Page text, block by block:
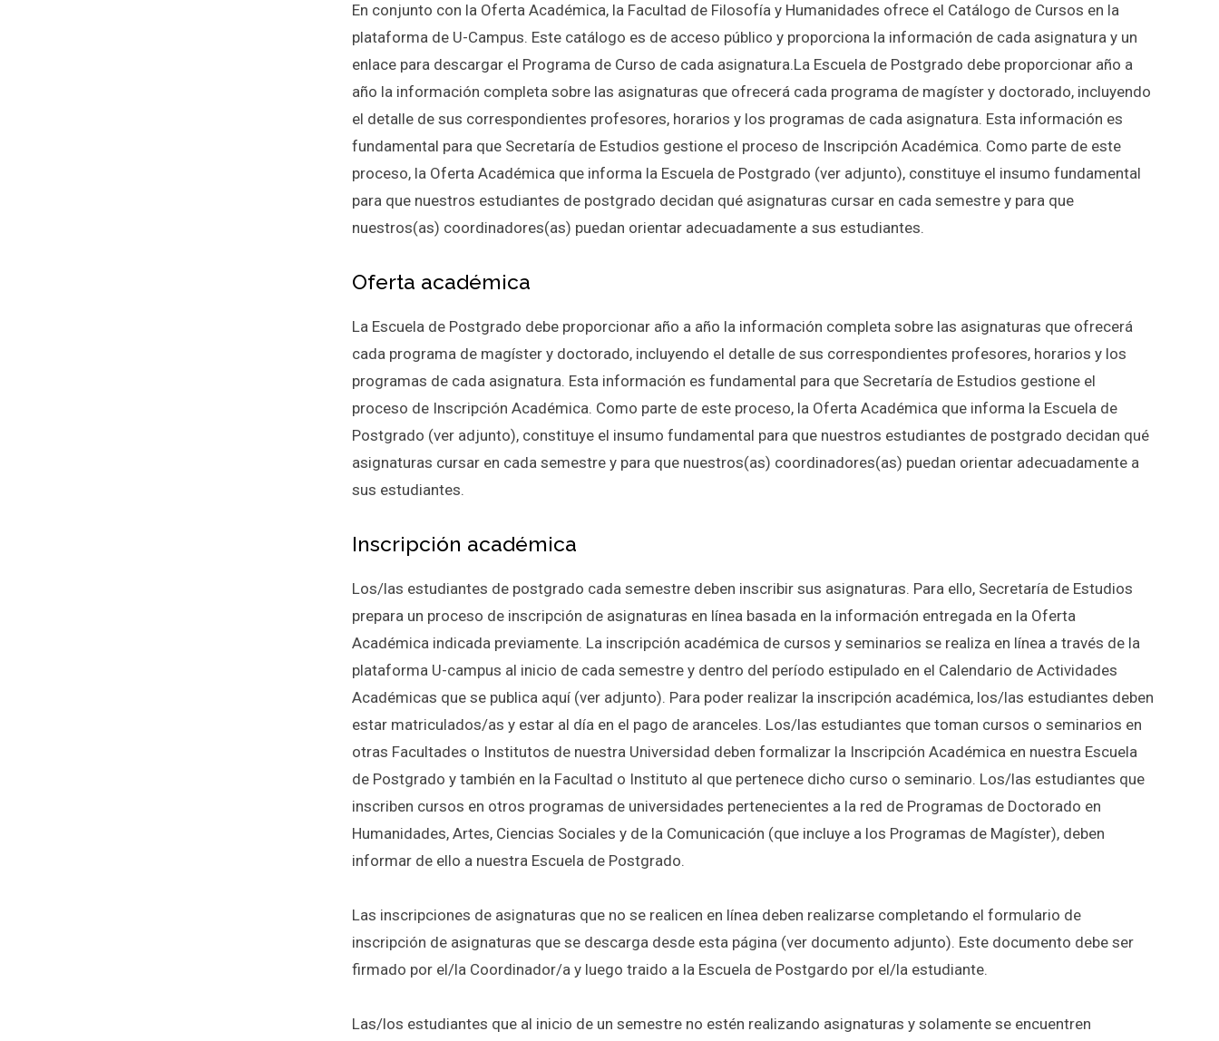
En conjunto con la Oferta Académica, la Facultad de Filosofía y Humanidades ofrece el Catálogo de Cursos en la
plataforma de U-Campus. Este catálogo es de acceso público y proporciona la información de cada asignatura y un
enlace para descargar el Programa de Curso de cada asignatura.La Escuela de Postgrado debe proporcionar año a
año la información completa sobre las asignaturas que ofrecerá cada programa de magíster y doctorado, incluyendo
el detalle de sus correspondientes profesores, horarios y los programas de cada asignatura. Esta información es
fundamental para que Secretaría de Estudios gestione el proceso de Inscripción Académica. Como parte de este
proceso, la Oferta Académica que informa la Escuela de Postgrado (ver adjunto), constituye el insumo fundamental
para que nuestros estudiantes de postgrado decidan qué asignaturas cursar en cada semestre y para que
nuestros(as) coordinadores(as) puedan orientar adecuadamente a sus estudiantes.
Oferta académica
La Escuela de Postgrado debe proporcionar año a año la información completa sobre las asignaturas que ofrecerá
cada programa de magíster y doctorado, incluyendo el detalle de sus correspondientes profesores, horarios y los
programas de cada asignatura. Esta información es fundamental para que Secretaría de Estudios gestione el
proceso de Inscripción Académica. Como parte de este proceso, la Oferta Académica que informa la Escuela de
Postgrado (ver adjunto), constituye el insumo fundamental para que nuestros estudiantes de postgrado decidan qué
asignaturas cursar en cada semestre y para que nuestros(as) coordinadores(as) puedan orientar adecuadamente a
sus estudiantes.
Inscripción académica
Los/las estudiantes de postgrado cada semestre deben inscribir sus asignaturas. Para ello, Secretaría de Estudios
prepara un proceso de inscripción de asignaturas en línea basada en la información entregada en la Oferta
Académica indicada previamente. La inscripción académica de cursos y seminarios se realiza en línea a través de la
plataforma U-campus al inicio de cada semestre y dentro del período estipulado en el Calendario de Actividades
Académicas que se publica aquí (ver adjunto). Para poder realizar la inscripción académica, los/las estudiantes deben
estar matriculados/as y estar al día en el pago de aranceles. Los/las estudiantes que toman cursos o seminarios en
otras Facultades o Institutos de nuestra Universidad deben formalizar la Inscripción Académica en nuestra Escuela
de Postgrado y también en la Facultad o Instituto al que pertenece dicho curso o seminario. Los/las estudiantes que
inscriben cursos en otros programas de universidades pertenecientes a la red de Programas de Doctorado en
Humanidades, Artes, Ciencias Sociales y de la Comunicación (que incluye a los Programas de Magíster), deben
informar de ello a nuestra Escuela de Postgrado.
Las inscripciones de asignaturas que no se realicen en línea deben realizarse completando el formulario de
inscripción de asignaturas que se descarga desde esta página (ver documento adjunto). Este documento debe ser
firmado por el/la Coordinador/a y luego traido a la Escuela de Postgardo por el/la estudiante.
Las/los estudiantes que al inicio de un semestre no estén realizando asignaturas y solamente se encuentren